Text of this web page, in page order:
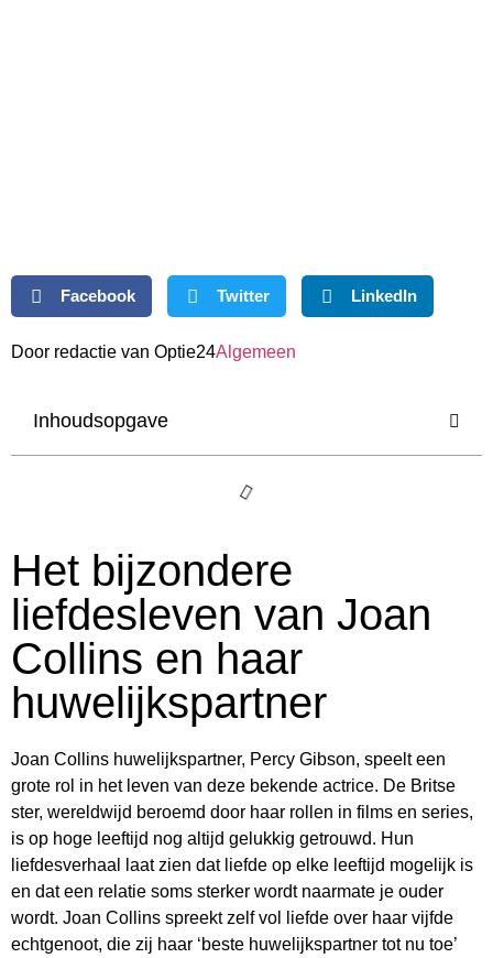
Facebook Twitter LinkedIn
Door redactie van Optie24Algemeen
Inhoudsopgave
Het bijzondere
liefdesleven van Joan
Collins en haar
huwelijkspartner
Joan Collins huwelijkspartner, Percy Gibson, speelt een
grote rol in het leven van deze bekende actrice. De Britse
ster, wereldwijd beroemd door haar rollen in films en series,
is op hoge leeftijd nog altijd gelukkig getrouwd. Hun
liefdesverhaal laat zien dat liefde op elke leeftijd mogelijk is
en dat een relatie soms sterker wordt naarmate je ouder
wordt. Joan Collins spreekt zelf vol liefde over haar vijfde
echtgenoot, die zij haar ‘beste huwelijkspartner tot nu toe’